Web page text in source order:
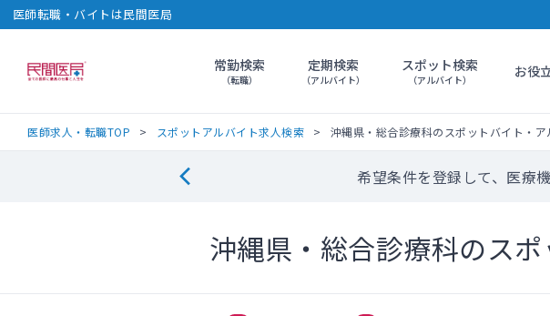
医師転職・バイトは民間医局
民間医局常勤検索
（転職）
定期検索
（アルバイト）
スポット検索
（アルバイト） お役
医師求人・転職TOP スポットアルバイト求人検索 沖縄県・総合診療科のスポットバイト・
希望条件を登録して、医療
沖縄県・総合診療科のス